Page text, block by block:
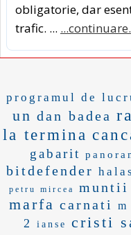
obligatorie, dar
trafic. ... ...continuare.
programul de
un dan badea
la termina
gabarit
bitdefender halas
petru mircea muntii
marfa carnati m
2
ianse cristi